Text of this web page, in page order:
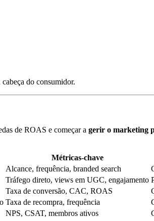
do consumidor.
de ROAS e começar a gerir o marketing
Métricas-chave
Alcance, frequência, branded search
Tráfego direto, views em UGC, engajamento
Taxa de conversão, CAC, ROAS
Taxa de recompra, frequência
NPS, CSAT, membros ativos